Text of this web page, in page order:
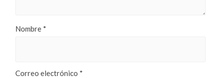
Nombre *
Correo electrónico *